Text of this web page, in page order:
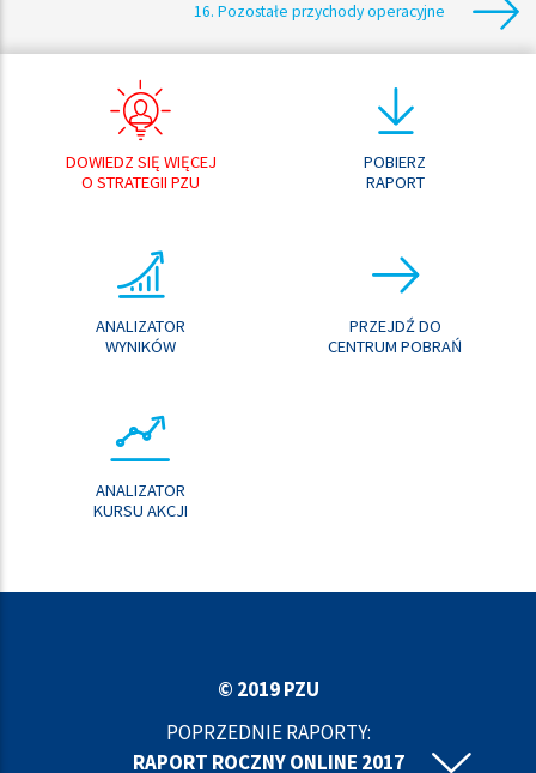
16. Pozostałe przychody operacyjne
DOWIEDZ SIĘ WIĘCEJ
O STRATEGII PZU
POBIERZ
RAPORT
ANALIZATOR
WYNIKÓW
PRZEJDŹ DO
CENTRUM POBRAŃ
ANALIZATOR
KURSU AKCJI
© 2019 PZU
POPRZEDNIE RAPORTY:
RAPORT ROCZNY ONLINE 2017